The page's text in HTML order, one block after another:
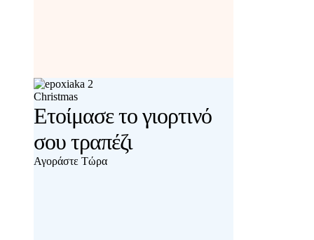
Christmas
Ετοίμασε το γιορτινό
σου τραπέζι
Αγοράστε Τώρα